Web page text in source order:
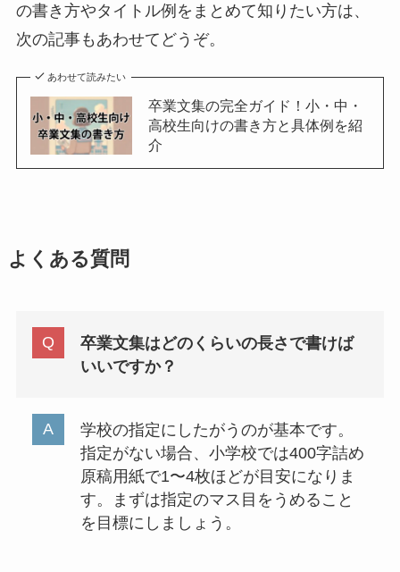
の書き方やタイトル例をまとめて知りたい方は、
次の記事もあわせてどうぞ。
あわせて読みたい
卒業文集の完全ガイド！小・中・
高校生向けの書き方と具体例を紹
介
よくある質問
卒業文集はどのくらいの長さで書けば
いいですか？
学校の指定にしたがうのが基本です。
指定がない場合、小学校では400字詰め
原稿用紙で1〜4枚ほどが目安になりま
す。まずは指定のマス目をうめること
を目標にしましょう。